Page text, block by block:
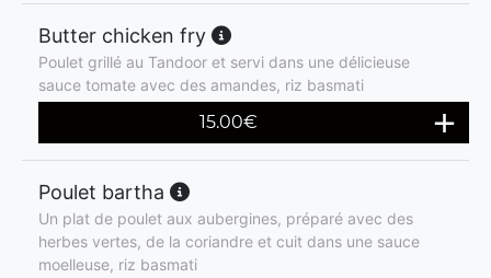
Butter chicken fry
Poulet grillé au Tandoor et servi dans une délicieuse
sauce tomate avec des amandes, riz basmati
15.00€
Poulet bartha
Un plat de poulet aux aubergines, préparé avec des
herbes vertes, de la coriandre et cuit dans une sauce
moelleuse, riz basmati